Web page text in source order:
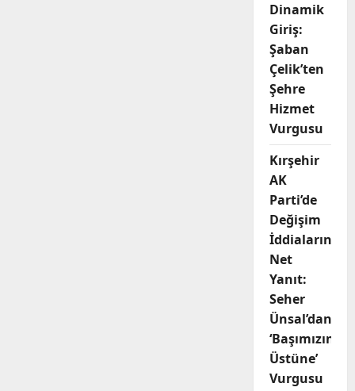
Dinamik
Giriş:
Şaban
Çelik’ten
Şehre
Hizmet
Vurgusu
Kırşehir
AK
Parti’de
Değişim
İddialarına
Net
Yanıt:
Seher
Ünsal’dan
‘Başımızın
Üstüne’
Vurgusu